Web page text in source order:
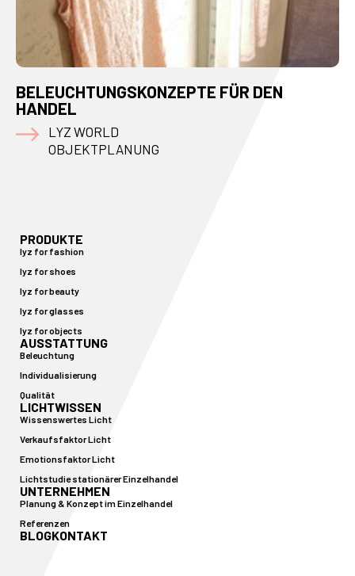
BELEUCHTUNGSKONZEPTE FÜR DEN
HANDEL
LYZ WORLD
OBJEKTPLANUNG
PRODUKTE
lyz for fashion
lyz for shoes
lyz for beauty
lyz for glasses
lyz for objects
AUSSTATTUNG
Beleuchtung
Individualisierung
Qualität
LICHTWISSEN
Wissenswertes Licht
Verkaufsfaktor Licht
Emotionsfaktor Licht
Lichtstudie stationärer Einzelhandel
UNTERNEHMEN
Planung & Konzept im Einzelhandel
Referenzen
BLOGKONTAKT